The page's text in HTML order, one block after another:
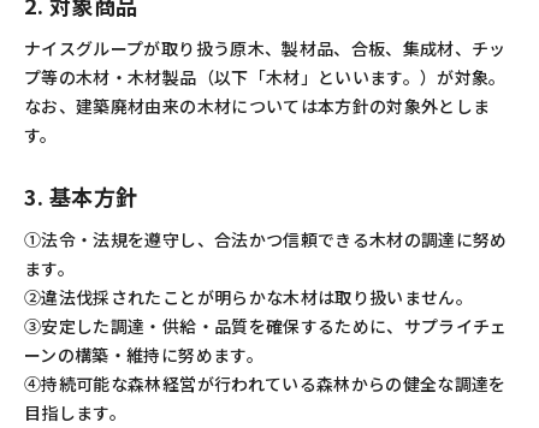
ナイスグループが取り扱う原木、製材品、合板、集成材、チッ
プ等の木材・木材製品（以下「木材」といいます。）が対象。
なお、建築廃材由来の木材については本方針の対象外としま
す。
3. 基本方針
①法令・法規を遵守し、合法かつ信頼できる木材の調達に努め
ます。
②違法伐採されたことが明らかな木材は取り扱いません。
③安定した調達・供給・品質を確保するために、サプライチェ
ーンの構築・維持に努めます。
④持続可能な森林経営が行われている森林からの健全な調達を
目指します。